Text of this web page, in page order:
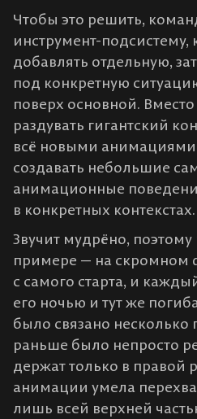
Чтобы это решить,
инструмент-подсистему,
добавлять отдельную,
под конкретную
поверх основной.
раздувать гигантский
всё новыми
создавать небольшие
анимационные
в конкретных контекстах.
Звучит мудрёно,
примере — на скромном
с самого старта, и
его ночью и тут же
было связано
раньше было непросто
держат только в правой
анимации умела
лишь всей верхней